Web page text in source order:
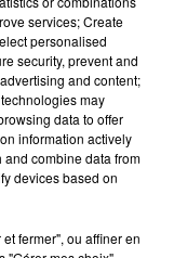
services; Create
personalised
security, prevent and
and content;
may
data to offer
information actively
combine data from
devices based on
fermer", ou affiner en